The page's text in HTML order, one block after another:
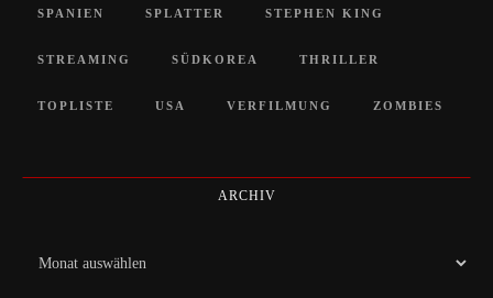
SPANIEN SPLATTER STEPHEN KING
STREAMING SÜDKOREA THRILLER
TOPLISTE USA VERFILMUNG ZOMBIES
ARCHIV
Archiv